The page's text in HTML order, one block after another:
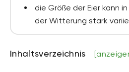
die Größe der Eier kann
der Witterung stark
Inhaltsverzeichnis